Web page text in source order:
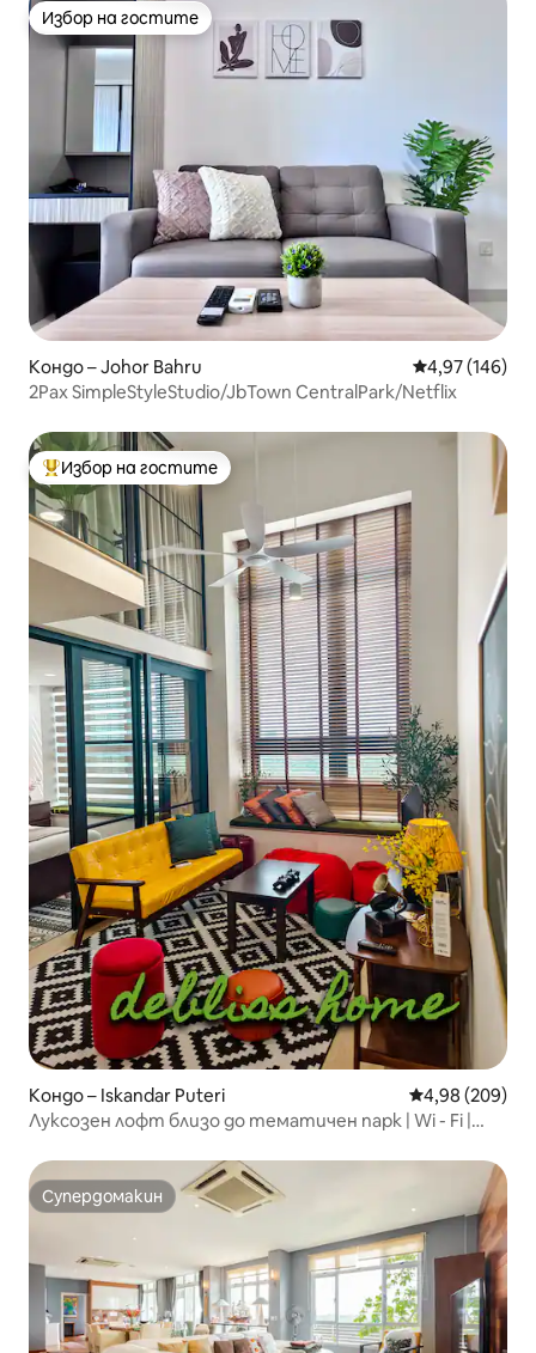
Избор на гостите
Избор на гостите
Кондо – Johor Bahru Средна
4,97 (146)
2Pax SimpleStyleStudio/JbTown CentralPark/Netflix
Най-популярен избор на гостите
Избор на гостите
Кондо – Iskandar Puteri Средна
4,98 (209)
Луксозен лофт близо до тематичен парк | Wi - Fi |
Супердомакин
Супердомакин